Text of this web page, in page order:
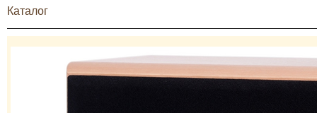
Каталог